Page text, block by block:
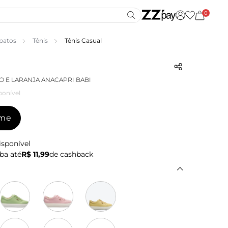
0
Tênis Tênis Casual
E LARANJA ANACAPRI BABI
atéR$ 11,99de cashback